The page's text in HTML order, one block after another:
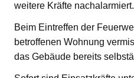
weitere Kräfte nachalarmiert.
Beim Eintreffen der
betroffenen Wohnung
das Gebäude bereits